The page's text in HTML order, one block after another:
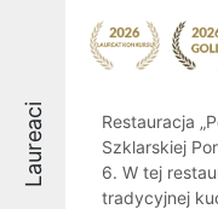
Laureaci
Restauracja
Szklarskiej
6. W tej
tradycyjnej